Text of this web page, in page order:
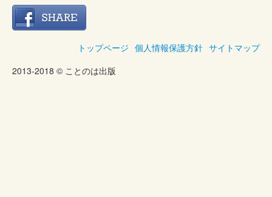
トップページ 個人情報保護方針 サイトマップ
2013-2018 © ことのは出版